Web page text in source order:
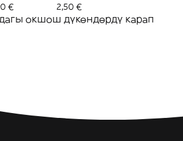
€
2,50 €
окшош дүкөндөрдү карап